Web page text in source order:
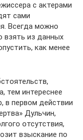
с актерами
сами
Всегда можно
взять из данных
как менее
тем интереснее
в первом действии
Дульчин,
отсутствия,
взыскание по